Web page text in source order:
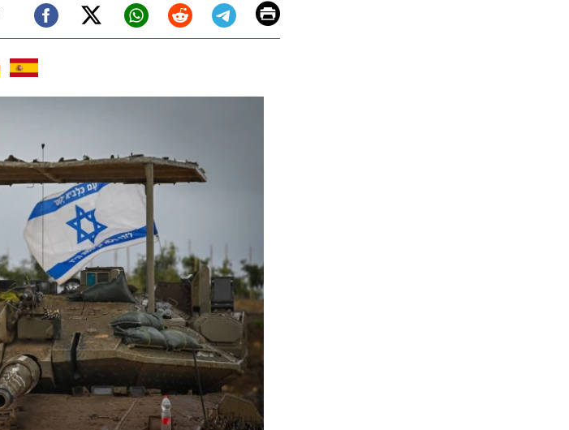
Facebook
Twitter (X)
Whatsapp
RedditTelegram
EmailPrint